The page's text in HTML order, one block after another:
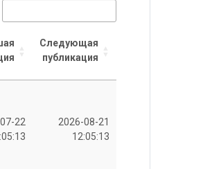
Следующая
публикация
22
2026-08-21
12:05:13